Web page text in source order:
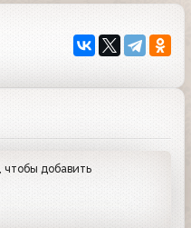
, чтобы добавить